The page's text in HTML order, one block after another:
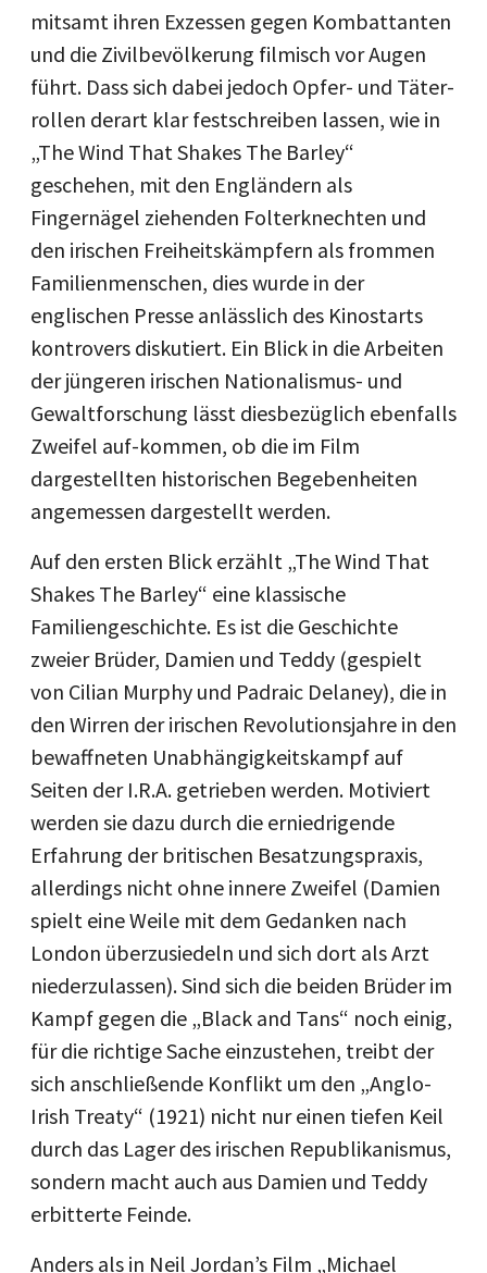
mitsamt ihren Exzessen gegen Kombattanten
und die Zivilbevölkerung filmisch vor Augen
führt. Dass sich dabei jedoch Opfer- und Täter-
rollen derart klar festschreiben lassen, wie in
„The Wind That Shakes The Barley“
geschehen, mit den Engländern als
Fingernägel ziehenden Folterknechten und
den irischen Freiheitskämpfern als frommen
Familienmenschen, dies wurde in der
englischen Presse anlässlich des Kinostarts
kontrovers diskutiert. Ein Blick in die Arbeiten
der jüngeren irischen Nationalismus- und
Gewaltforschung lässt diesbezüglich ebenfalls
Zweifel auf-kommen, ob die im Film
dargestellten historischen Begebenheiten
angemessen dargestellt werden.
Auf den ersten Blick erzählt „The Wind That
Shakes The Barley“ eine klassische
Familiengeschichte. Es ist die Geschichte
zweier Brüder, Damien und Teddy (gespielt
von Cilian Murphy und Padraic Delaney), die in
den Wirren der irischen Revolutionsjahre in den
bewaffneten Unabhängigkeitskampf auf
Seiten der I.R.A. getrieben werden. Motiviert
werden sie dazu durch die erniedrigende
Erfahrung der britischen Besatzungspraxis,
allerdings nicht ohne innere Zweifel (Damien
spielt eine Weile mit dem Gedanken nach
London überzusiedeln und sich dort als Arzt
niederzulassen). Sind sich die beiden Brüder im
Kampf gegen die „Black and Tans“ noch einig,
für die richtige Sache einzustehen, treibt der
sich anschließende Konflikt um den „Anglo-
Irish Treaty“ (1921) nicht nur einen tiefen Keil
durch das Lager des irischen Republikanismus,
sondern macht auch aus Damien und Teddy
erbitterte Feinde.
Anders als in Neil Jordan’s Film „Michael